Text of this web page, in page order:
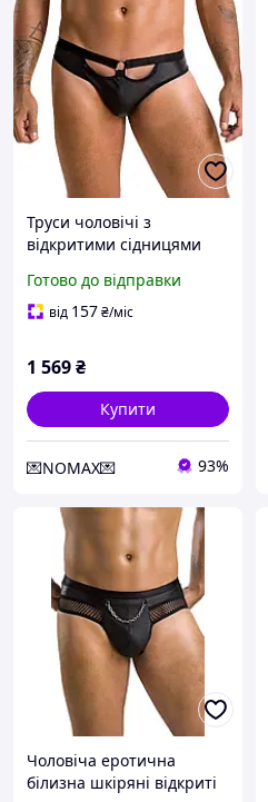
Труси чоловічі з
відкритими сідницями
Slip open joe black 041
розміри XXL XXXL Nomax
Готово до відправки
від 157₴/міс
1 569₴
Купити
💌NOMAX💌 93%
Чоловіча еротична
білизна шкіряні відкриті